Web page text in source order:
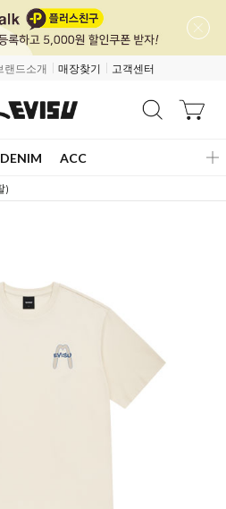
랜드소개 매장찾기 고객센터
DENIM ACC
)